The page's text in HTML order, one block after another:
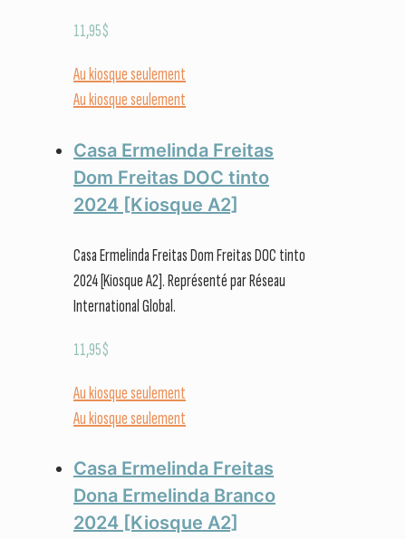
11,95$
Au kiosque seulement
Au kiosque seulement
Casa Ermelinda Freitas
Dom Freitas DOC tinto
2024 [Kiosque A2]
Casa Ermelinda Freitas Dom Freitas DOC tinto
2024 [Kiosque A2]. Représenté par Réseau
International Global.
11,95$
Au kiosque seulement
Au kiosque seulement
Casa Ermelinda Freitas
Dona Ermelinda Branco
2024 [Kiosque A2]